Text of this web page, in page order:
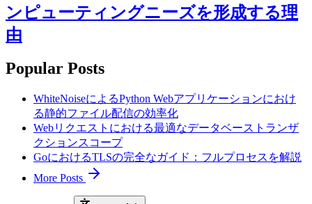
ンピューティングニーズを形成する理
由
Popular Posts
WhiteNoiseによるPython Webアプリケーションにおけ
る静的ファイル配信の効率化
Webリクエストにおける最適なデータベーストランザ
クションスコープ
GoにおけるTLSの完全なガイド：フルプロセスを解説
More Posts